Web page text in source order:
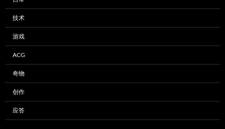
技术
游戏
ACG
奇物
创作
应答